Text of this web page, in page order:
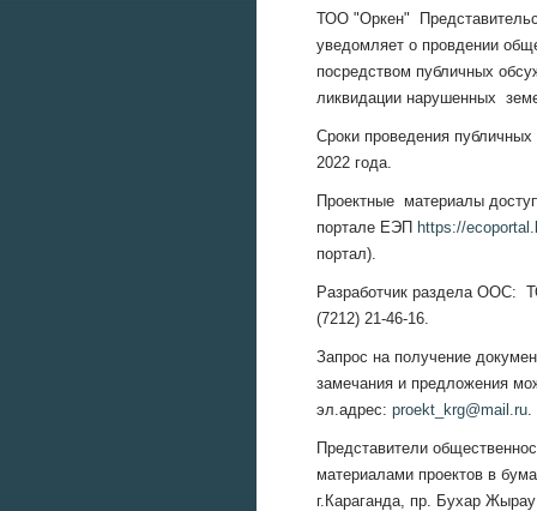
ТОО "Оркен"
уведомляет о провдении
посредством публичных
ликвидации нарушенных
Сроки проведения
2022 года.
Проектные материалы
портале ЕЭП https://
портал).
Разработчик раздела ООС:
(7212) 21-46-16.
Запрос на получение
замечания и предложения
эл.адрес: proekt_krg@mail.ru.
Представители
материалами проектов в
г.Караганда, пр. Бухар